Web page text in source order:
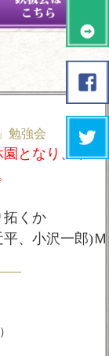
勉強会
となり、中止
拓くか
、小沢一郎)Ｍ